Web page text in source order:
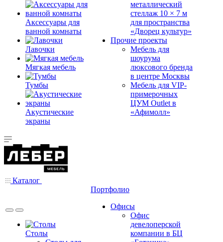
Аксессуары для
ванной комнаты
Лавочки
Мягкая мебель
Тумбы
Акустические
экраны
металлический
стеллаж 10 × 7 м
для пространства
«Дворец культур»
Прочие проекты
Мебель для
шоурума
люксового бренда
в центре Москвы
Мебель для VIP-
примерочных
ЦУМ Outlet в
«Афимолл»
Каталог
Столы
Портфолио
Офисы
Офис
девелоперской
компании в БЦ